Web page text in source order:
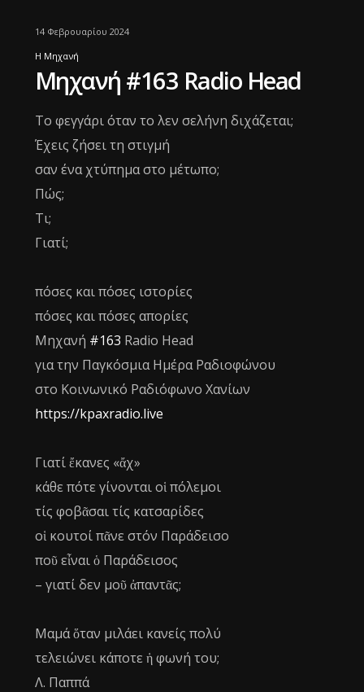
14 Φεβρουαρίου 2024
Η Μηχανή
Μηχανή #163 Radio Head
Το φεγγάρι όταν το λεν σελήνη διχάζεται;
Έχεις ζήσει τη στιγμή
σαν ένα χτύπημα στο μέτωπο;
Πώς;
Τι;
Γιατί;
πόσες και πόσες ιστορίες
πόσες και πόσες απορίες
Μηχανή #163 Radio Head
για την Παγκόσμια Ημέρα Ραδιοφώνου
στο Κοινωνικό Ραδιόφωνο Χανίων
https://kpaxradio.live
Γιατί ἔκανες «ἄχ»
κάθε πότε γίνονται οἱ πόλεμοι
τίς φοβᾶσαι τίς κατσαρίδες
οἱ κουτοί πᾶνε στόν Παράδεισο
ποῦ εἶναι ὁ Παράδεισος
– γιατί δεν μοῦ ἀπαντᾶς;
Μαμά ὅταν μιλάει κανείς πολύ
τελειώνει κάποτε ἡ φωνή του;
Λ. Παππά